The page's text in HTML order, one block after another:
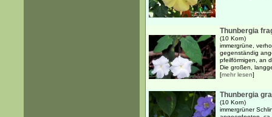
Thunbergia
(10 Korn)
immergrüne,
gegenständig
pfeilförmigen, an
Die großen,
[mehr lesen]
Thunbergia
(10 Korn)
immergrüner